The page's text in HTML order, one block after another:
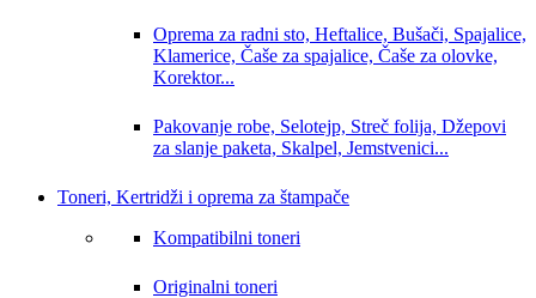
Oprema za radni sto, Heftalice, Bušači, Spajalice,
Klamerice, Čaše za spajalice, Čaše za olovke,
Korektor...
Pakovanje robe, Selotejp, Streč folija, Džepovi
za slanje paketa, Skalpel, Jemstvenici...
Toneri, Kertridži i oprema za štampače
Kompatibilni toneri
Originalni toneri